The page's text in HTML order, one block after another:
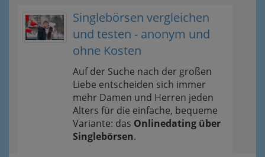
Singlebörsen vergleichen
und testen - anonym und
ohne Kosten
Auf der Suche nach der großen
Liebe entscheiden sich immer
mehr Damen und Herren jeden
Alters für die einfache, bequeme
Variante: das Onlinedating über
Singlebörsen.